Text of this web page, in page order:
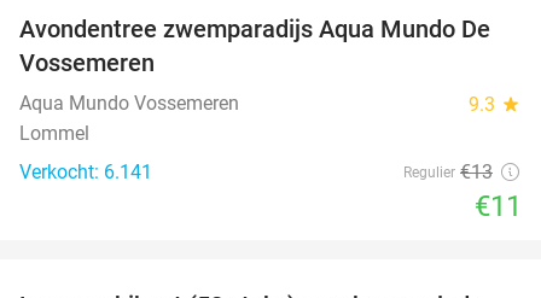
15%
Avondentree zwemparadijs Aqua Mundo De
Vossemeren
Aqua Mundo Vossemeren 9.3 star
Lommel
Verkocht: 6.141
Regulier €13
€11